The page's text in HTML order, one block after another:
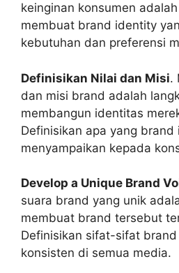
keinginan konsumen
membuat brand identity
kebutuhan dan preferensi
Definisikan Nilai dan Misi.
dan misi brand adalah
membangun identitas
Definisikan apa yang brand
menyampaikan kepada
Develop a Unique Brand
suara brand yang unik
membuat brand tersebut
Definisikan sifat-sifat
konsisten di semua media.